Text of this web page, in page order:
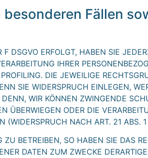
Fällen
DSGVO ERFOLGT, HABEN SIE
IHRER
DIE JEWEILIGE
SIE WIDERSPRUCH EINLEGEN,
WIR KÖNNEN ZWINGENDE
ÜBERWIEGEN ODER DIE
(WIDERSPRUCH NACH ART. 21 ABS.
BETREIBEN, SO HABEN SIE DAS
DATEN ZUM ZWECKE